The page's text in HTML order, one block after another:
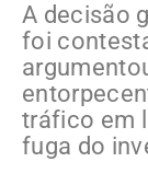
A decisão
foi
tráfico em
fuga do